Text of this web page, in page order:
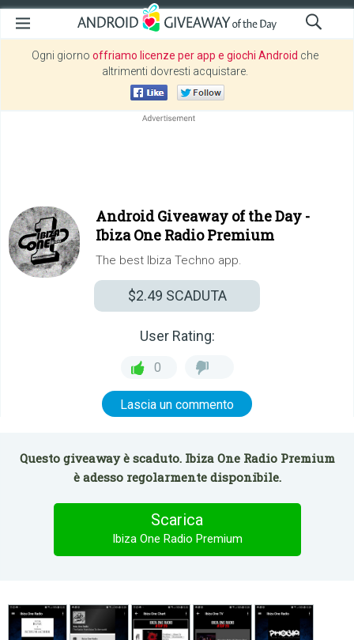
Ogni giorno offriamo licenze per app e giochi Android che
altrimenti dovresti acquistare.
Android Giveaway of the Day -
Ibiza One Radio Premium
The best Ibiza Techno app.
$2.49 SCADUTA
User Rating:
0
Lascia un commento
Questo giveaway è scaduto. Ibiza One Radio Premium
è adesso regolarmente disponibile.
Scarica
Ibiza One Radio Premium